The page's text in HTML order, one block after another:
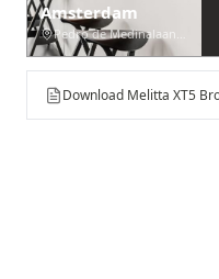
Amsterdam
Pedro de Medinalaan 53
Download Melitta XT5